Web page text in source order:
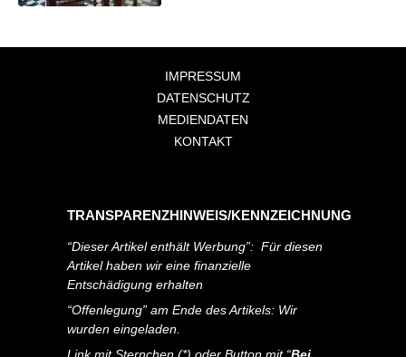
IMPRESSUM
DATENSCHUTZ
MEDIENDATEN
KONTAKT
TRANSPARENZHINWEIS/KENNZEICHNUNG
“Dieser Artikel enthält Werbung”: Für diesen
Artikel haben wir eine finanzielle
Entschädigung erhalten
“Offenlegung” am Ende des Artikels: Wir
wurden eingeladen.
Link mit Sternchen (*) oder Button mit “Bei